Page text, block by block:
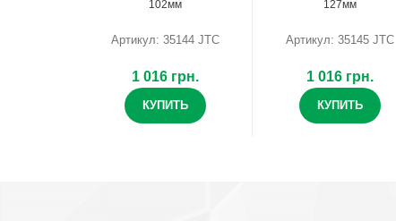
102мм
Артикул: 35144 JTC
1 016 грн.
КУПИТЬ
127мм
Артикул: 35145 JTC
1 016 грн.
КУПИТЬ